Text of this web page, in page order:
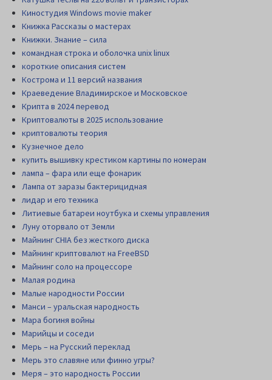
Киностудия Windows movie maker
Книжка Рассказы о мастерах
Книжки. Знание – сила
командная строка и оболочка unix linux
короткие описания систем
Кострома и 11 версий названия
Краеведение Владимирское и Московское
Крипта в 2024 перевод
Криптовалюты в 2025 использование
криптовалюты теория
Кузнечное дело
купить вышивку крестиком картины по номерам
лампа – фара или еще фонарик
Лампа от заразы бактерицидная
лидар и его техника
Литиевые батареи ноутбука и схемы управления
Луну оторвало от Земли
Майнинг CHIA без жесткого диска
Майнинг криптовалют на FreeBSD
Майнинг соло на процессоре
Малая родина
Малые народности России
Манси – уральская народность
Мара богиня войны
Марийцы и соседи
Мерь – на Русский переклад
Мерь это славяне или финно угры?
Меря – это народность России